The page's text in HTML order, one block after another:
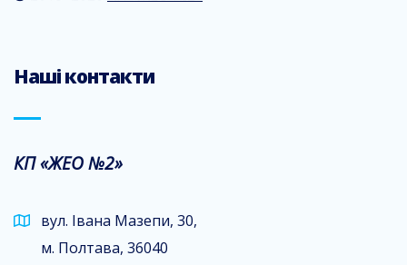
Наші контакти
КП «ЖЕО №2»
вул. Івана Мазепи, 30,
м. Полтава, 36040